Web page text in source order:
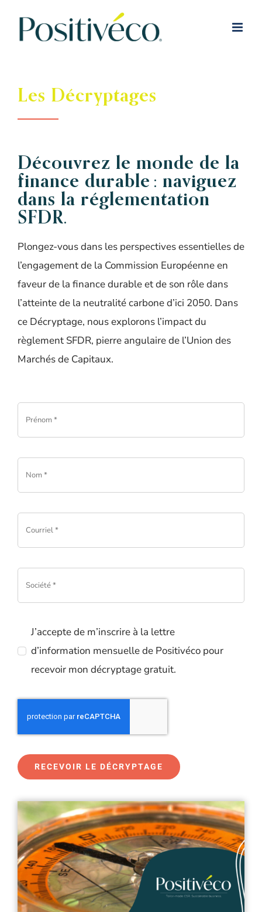
Les Décryptages
Découvrez le monde de la
finance durable : naviguez
dans la réglementation
SFDR.
Plongez-vous dans les perspectives essentielles de
l’engagement de la Commission Européenne en
faveur de la finance durable et de son rôle dans
l’atteinte de la neutralité carbone d’ici 2050. Dans
ce Décryptage, nous explorons l’impact du
règlement SFDR, pierre angulaire de l’Union des
Marchés de Capitaux.
J’accepte de m’inscrire à la lettre
d’information mensuelle de Positivéco pour
recevoir mon décryptage gratuit.
RECEVOIR LE DÉCRYPTAGE